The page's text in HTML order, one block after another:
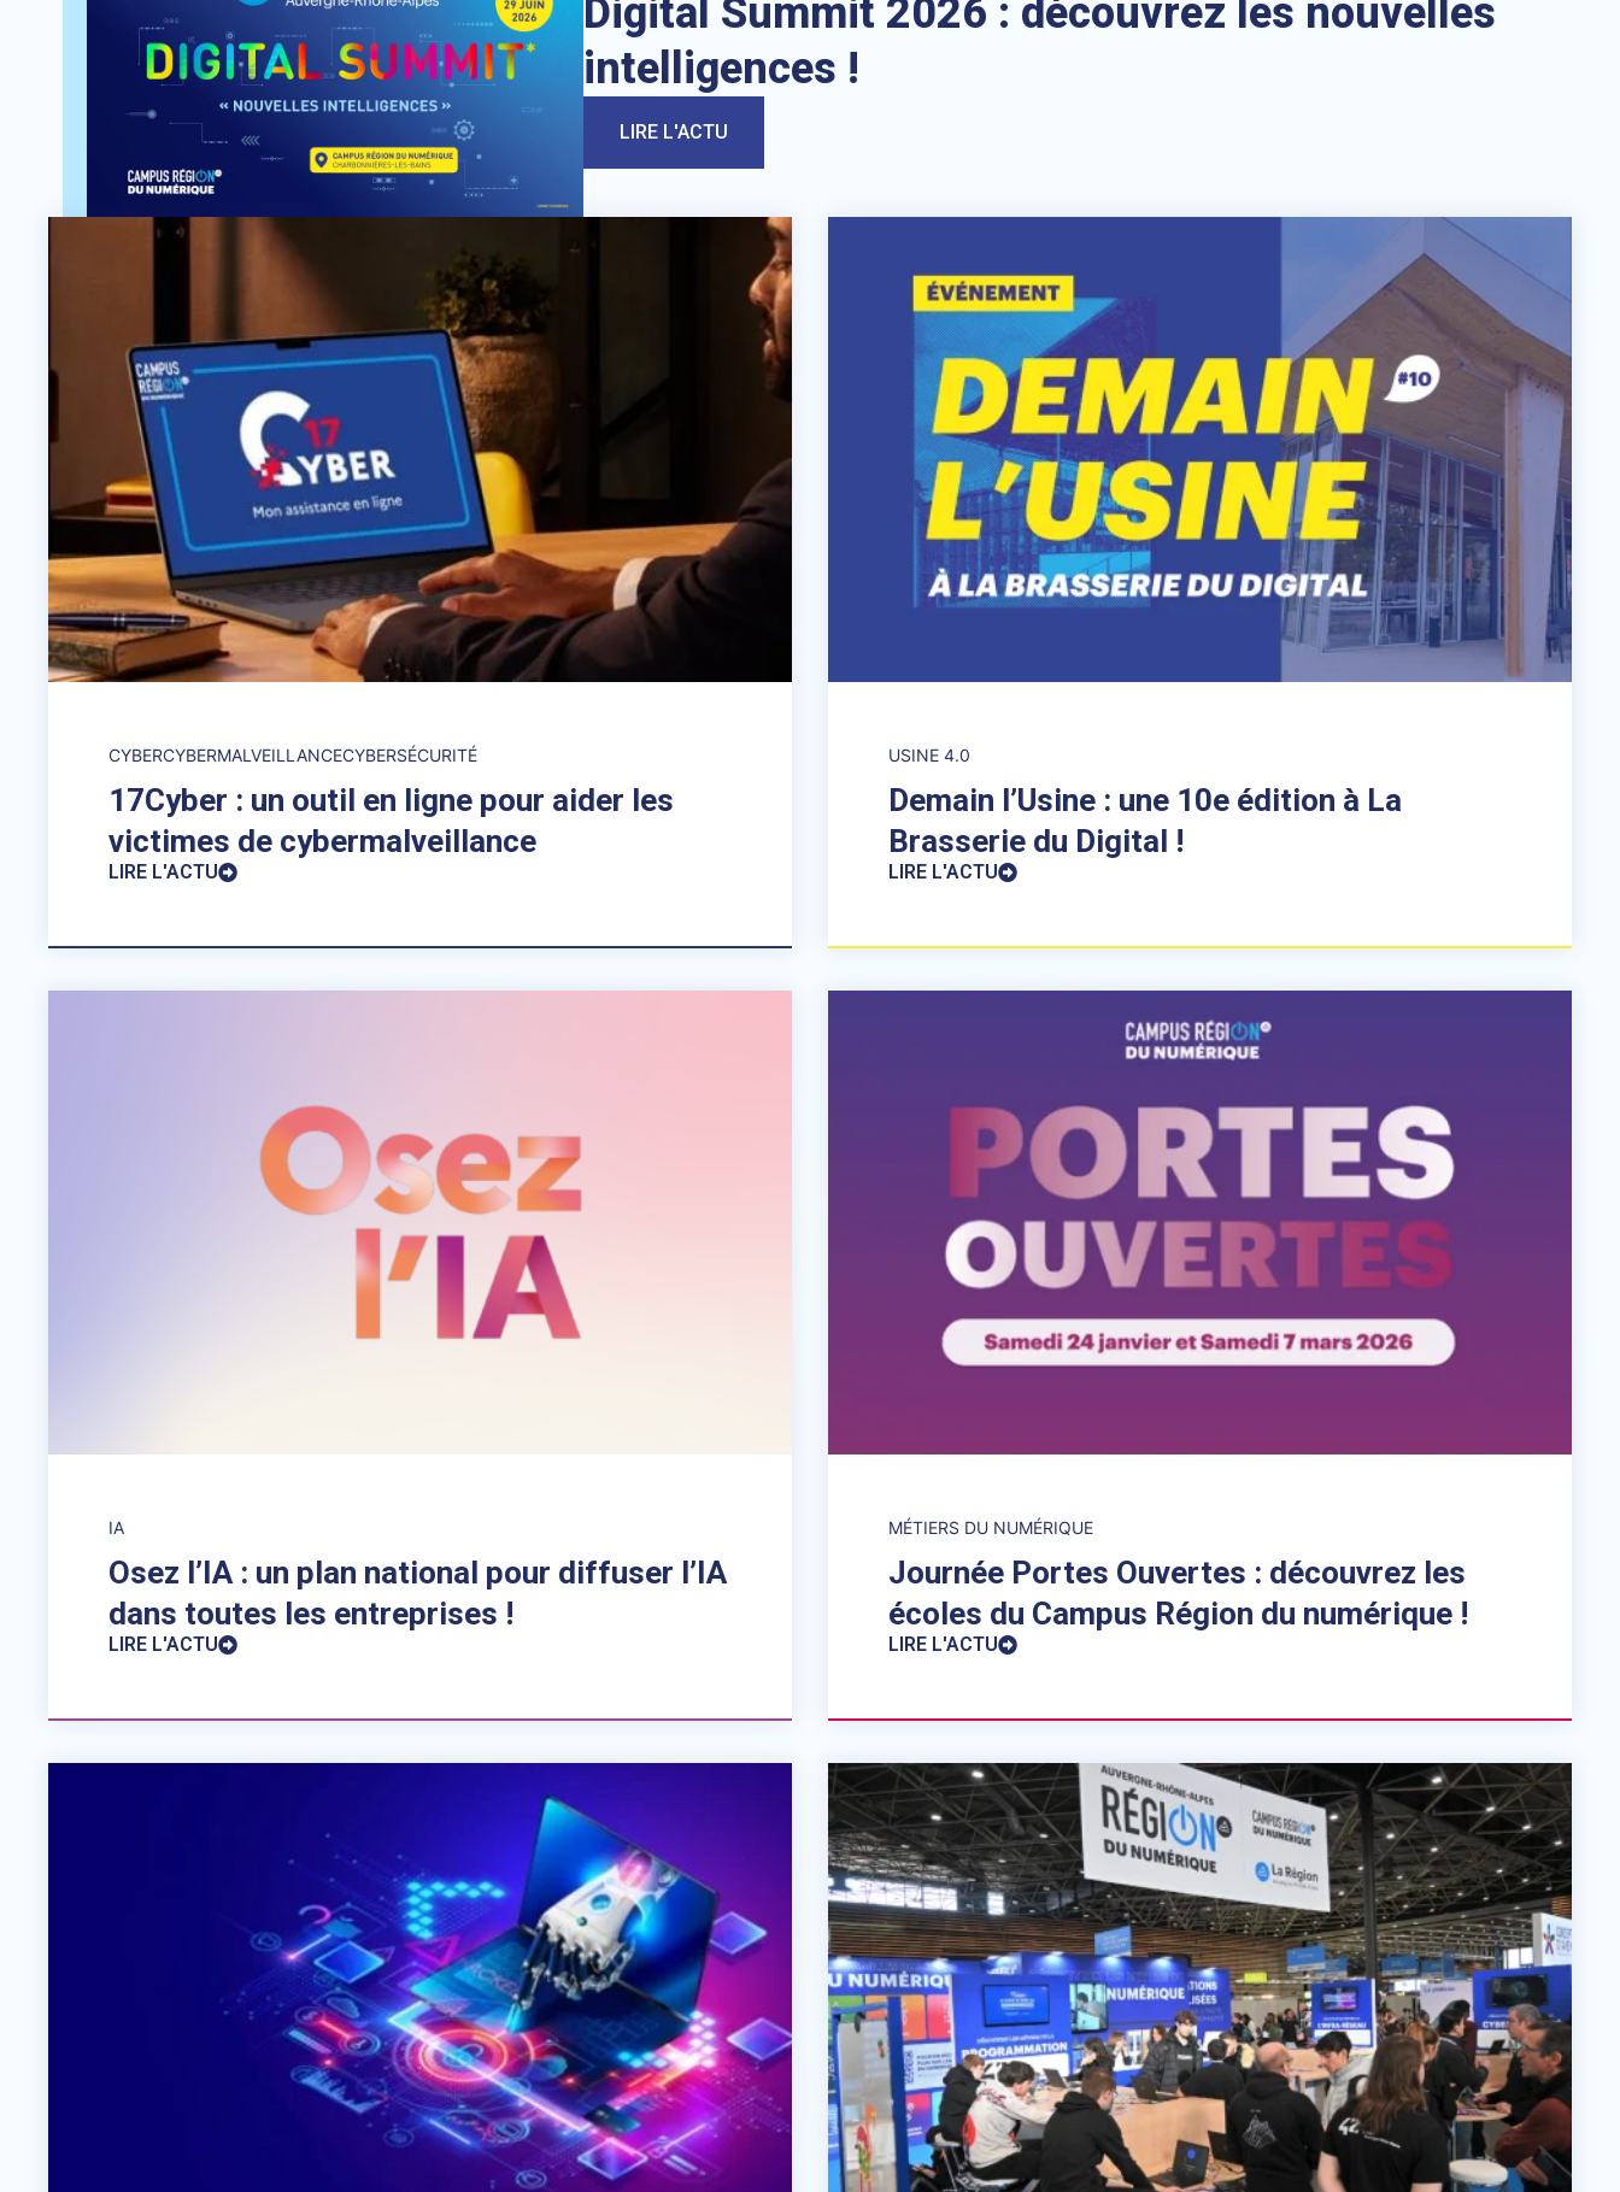
Digital Summit 2026 : découvrez les nouvelles
intelligences !
LIRE L'ACTU
CYBERCYBERMALVEILLANCECYBERSÉCURITÉ
17Cyber : un outil en ligne pour aider les
victimes de cybermalveillance
LIRE L'ACTU
USINE 4.0
Demain l’Usine : une 10e édition à La
Brasserie du Digital !
LIRE L'ACTU
IA
Osez l’IA : un plan national pour diffuser l’IA
dans toutes les entreprises !
LIRE L'ACTU
MÉTIERS DU NUMÉRIQUE
Journée Portes Ouvertes : découvrez les
écoles du Campus Région du numérique !
LIRE L'ACTU